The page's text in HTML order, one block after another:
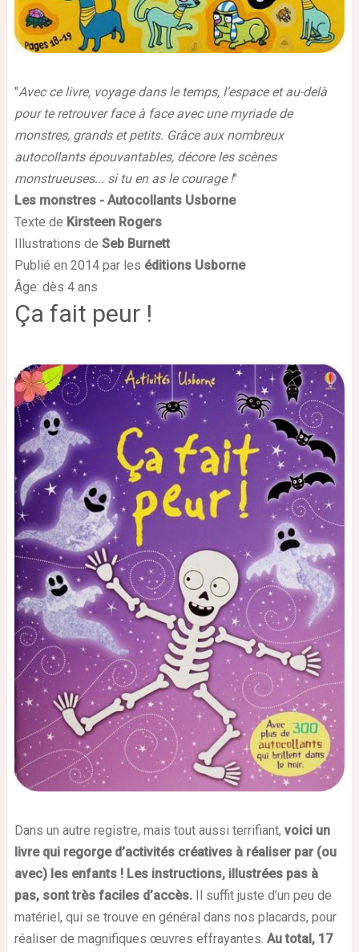
"Avec ce livre, voyage dans le temps, l’espace et au-delà
pour te retrouver face à face avec une myriade de
monstres, grands et petits. Grâce aux nombreux
autocollants épouvantables, décore les scènes
monstrueuses... si tu en as le courage !"
Les monstres - Autocollants Usborne
Texte de Kirsteen Rogers
Illustrations de Seb Burnett
Publié en 2014 par les éditions Usborne
Âge: dès 4 ans
Ça fait peur !
Dans un autre registre, mais tout aussi terrifiant, voici un
livre qui regorge d’activités créatives à réaliser par (ou
avec) les enfants ! Les instructions, illustrées pas à
pas, sont très faciles d’accès.Il suffit juste d’un peu de
matériel, qui se trouve en général dans nos placards, pour
réaliser de magnifiques œuvres effrayantes. Au total, 17